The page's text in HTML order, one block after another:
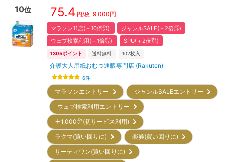
10位 75.4 円/枚 9,000円
マラソン11店(＋10倍㌽)
ジャンルSALE(＋2倍㌽)
ウェブ検索利用(＋1倍㌽)
SPU(＋2倍㌽)
1305ポイント 送料無料 102枚入
介護大人用紙おむつ通販専門店 (Rakuten)
6件
マラソンエントリー
ジャンルSALEエントリー
ウェブ検索利用エントリー
＋1,000㌽(初サービス利用)
ラクマ(買い回りに)
楽券(買い回りに)
サーティワン(買い回りに)